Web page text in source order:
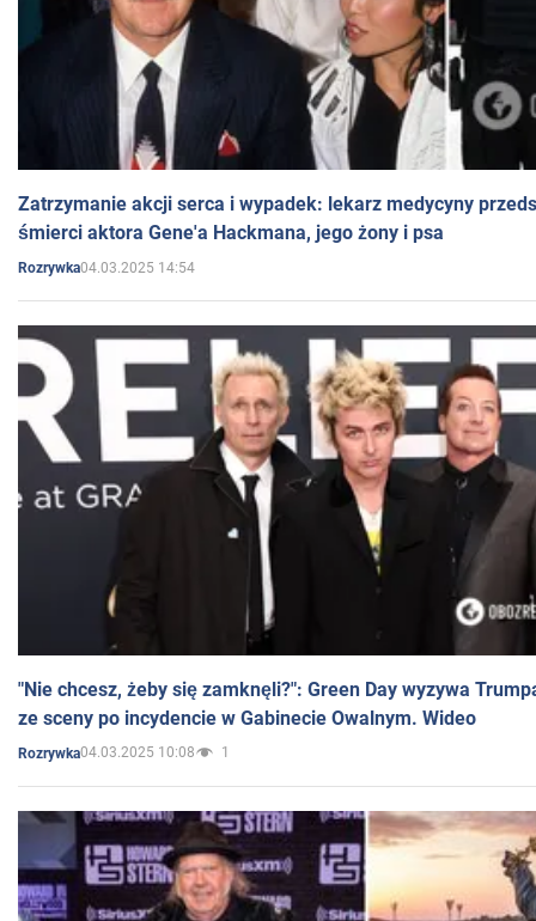
Zatrzymanie akcji serca i wypadek: lekarz medycyny
śmierci aktora Gene'a Hackmana, jego żony i psa
Rozrywka04.03.2025 14:54
"Nie chcesz, żeby się zamknęli?": Green Day wyzywa
ze sceny po incydencie w Gabinecie Owalnym. Wideo
Rozrywka04.03.2025 10:08 1